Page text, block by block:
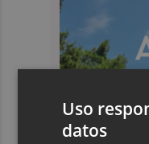
Uso
datos